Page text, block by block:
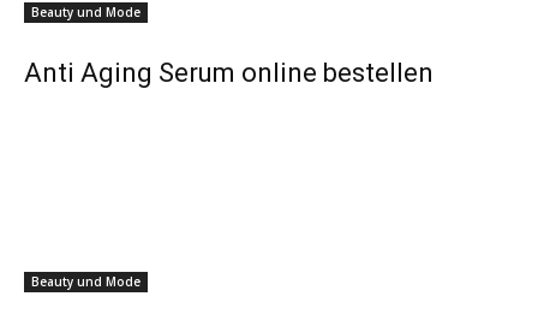
Beauty und Mode
Anti Aging Serum online bestellen
Beauty und Mode